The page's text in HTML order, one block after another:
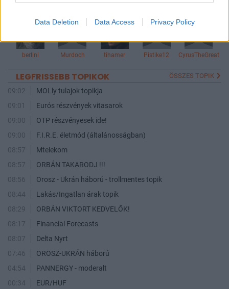
Data Deletion Data Access Privacy Policy
berlini Murdoch tihamer Pistike12 CyrusTheGreat
LEGFRISSEBB TOPIKOK ÖSSZES TOPIK
09:02
MOLly tulajok topikja
09:01
Eurós részvények vitasarok
09:00
OTP részvényesek ide!
09:00
F.I.R.E. életmód (általánosságban)
08:57
Mtelekom
08:57
ORBÁN TAKARODJ !!!
08:56
Orosz - Ukrán háború - trollmentes topik
08:44
Lakás/Ingatlan árak topik
08:29
ORBÁN VIKTORT KEDVELŐK!
08:17
Financial Forecasts
08:07
Delta Nyrt
07:46
OROSZ-UKRÁN háború
04:54
PANNERGY - moderalt
00:34
EUR/HUF